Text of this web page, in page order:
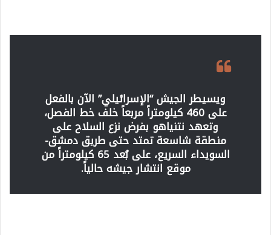
ويسيطر الجيش “الإسرائيلي” الآن بالفعل
على 460 كيلومتراً مربعاً خلف خط الفصل،
وتعهد نتنياهو بفرض نزع السلاح على
منطقة شاسعة تمتد حتى طريق دمشق-
السويداء السريع، على بُعد 65 كيلومتراً من
موقع انتشار جيشه حالياً.